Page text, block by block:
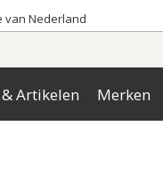
van Nederland
Artikelen Merken